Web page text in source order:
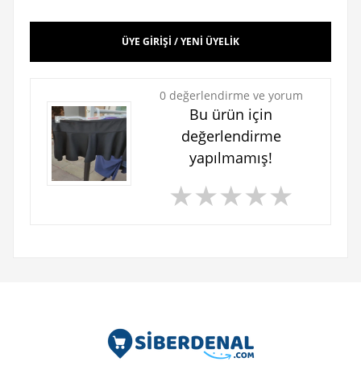
ÜYE GİRİŞİ / YENİ ÜYELİK
0 değerlendirme ve yorum
Bu ürün için
değerlendirme
yapılmamış!
★★★★★